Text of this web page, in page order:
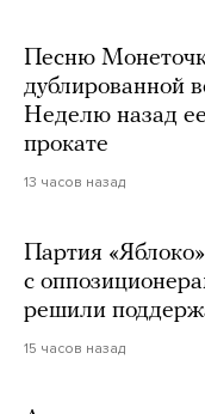
Песню
дублированной
Неделю назад
прокате
13 часов назад
Партия
с
решили
15 часов назад